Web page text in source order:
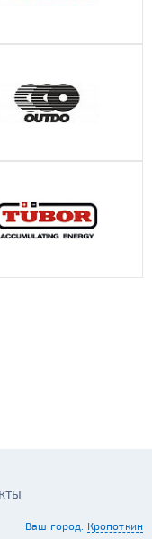
Ваш город: Кропоткин